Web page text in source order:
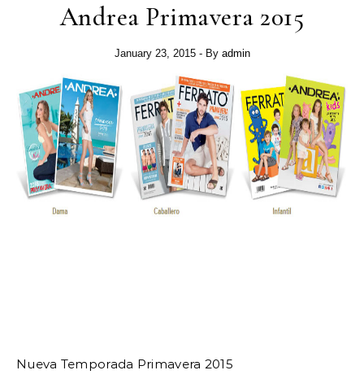
Andrea Primavera 2015
January 23, 2015 - By admin
Nueva Temporada Primavera 2015